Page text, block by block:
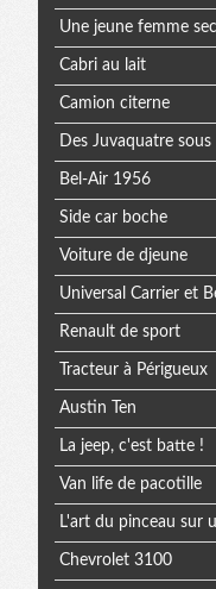
Une jeune femme
Cabri au lait
Camion citerne
Des Juvaquatre sous
Bel-Air 1956
Side car boche
Voiture de djeune
Universal Carrier et
Renault de sport
Tracteur à Périgueux
Austin Ten
La jeep, c'est batte !
Van life de pacotille
L'art du pinceau sur
Chevrolet 3100